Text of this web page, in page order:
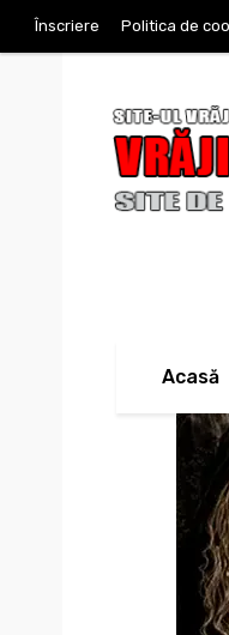
Înscriere Politica de
Acasă